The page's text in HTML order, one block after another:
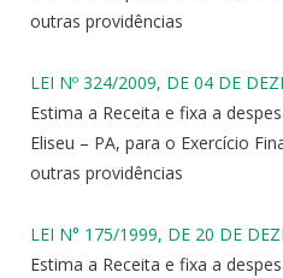
outras providências
LEI Nº 324/2009, DE 04 DE
Estima a Receita e fixa a
Eliseu – PA, para o Exercício
outras providências
LEI N° 175/1999, DE 20 DE
Estima a Receita e fixa a